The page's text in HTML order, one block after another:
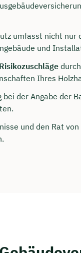
umfasst nicht
und
Risikozuschläge
Ihres
bei der Angabe der
und den Rat
mit
🤝
bis Freitag von 8